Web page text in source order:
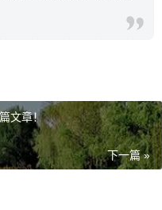
文章！
下一篇 »